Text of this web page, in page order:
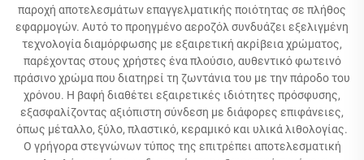
παροχή αποτελεσμάτων επαγγελματικής ποιότητας σε πλήθος
εφαρμογών. Αυτό το προηγμένο αεροζόλ συνδυάζει εξελιγμένη
τεχνολογία διαμόρφωσης με εξαιρετική ακρίβεια χρώματος,
παρέχοντας στους χρήστες ένα πλούσιο, αυθεντικό φωτεινό
πράσινο χρώμα που διατηρεί τη ζωντάνια του με την πάροδο του
χρόνου. Η βαφή διαθέτει εξαιρετικές ιδιότητες πρόσφυσης,
εξασφαλίζοντας αξιόπιστη σύνδεση με διάφορες επιφάνειες,
όπως μέταλλο, ξύλο, πλαστικό, κεραμικό και υλικά λιθολογίας.
Ο γρήγορα στεγνώνων τύπος της επιτρέπει αποτελεσματική